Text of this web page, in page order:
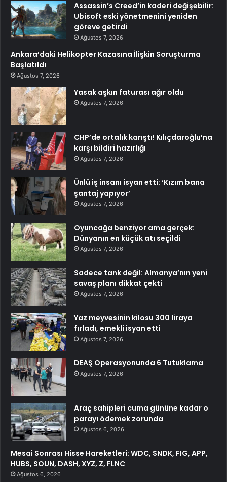
Assassin’s Creed’in kaderi değişebilir:
Ubisoft eski yönetmenini yeniden
göreve getirdi
Ağustos 7, 2026
Ankara’daki Helikopter Kazasına İlişkin Soruşturma
Başlatıldı
Ağustos 7, 2026
Yasak aşkın faturası ağır oldu
Ağustos 7, 2026
CHP’de ortalık karıştı! Kılıçdaroğlu’na
karşı bildiri hazırlığı
Ağustos 7, 2026
Ünlü iş insanı isyan etti: ‘Kızım bana
şantaj yapıyor’
Ağustos 7, 2026
Oyuncağa benziyor ama gerçek:
Dünyanın en küçük atı seçildi
Ağustos 7, 2026
Sadece tank değil: Almanya’nın yeni
savaş planı dikkat çekti
Ağustos 7, 2026
Yaz meyvesinin kilosu 300 liraya
fırladı, emekli isyan etti
Ağustos 7, 2026
DEAŞ Operasyonunda 6 Tutuklama
Ağustos 7, 2026
Araç sahipleri cuma gününe kadar o
parayı ödemek zorunda
Ağustos 6, 2026
Mesai Sonrası Hisse Hareketleri: WDC, SNDK, FIG, APP,
HUBS, SOUN, DASH, XYZ, Z, FLNC
Ağustos 6, 2026